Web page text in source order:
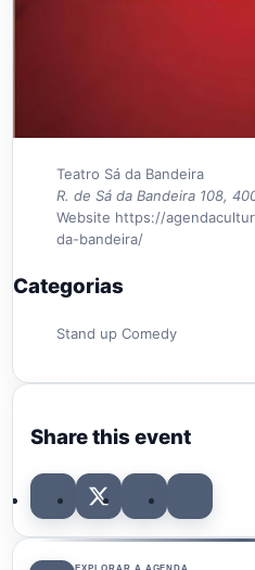
Teatro Sá da Bandeira
R. de Sá da Bandeira 108,
Website https://
da-bandeira/
Categorias
Stand up Comedy
Share this event